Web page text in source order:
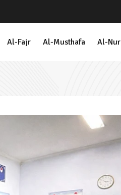
Al-Fajr Al-Musthafa Al-Nur